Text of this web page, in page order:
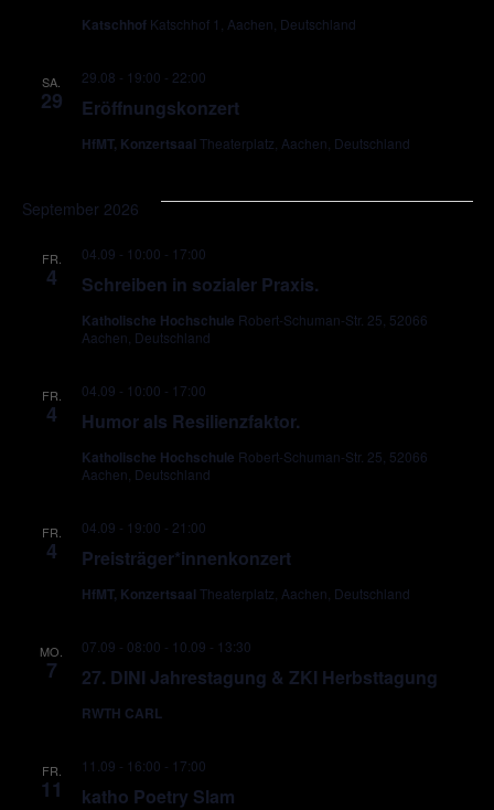
Katschhof Katschhof 1, Aachen, Deutschland
SA.
29 Eröffnungskonzert
29.08 - 19:00 - 22:00
HfMT, Konzertsaal Theaterplatz, Aachen, Deutschland
September 2026
FR.
4 Schreiben in sozialer Praxis.
04.09 - 10:00 - 17:00
Katholische Hochschule Robert-Schuman-Str. 25, 52066
Aachen, Deutschland
FR.
4 Humor als Resilienzfaktor.
04.09 - 10:00 - 17:00
Katholische Hochschule Robert-Schuman-Str. 25, 52066
Aachen, Deutschland
FR.
4 Preisträger*innenkonzert
04.09 - 19:00 - 21:00
HfMT, Konzertsaal Theaterplatz, Aachen, Deutschland
MO.
7 27. DINI Jahrestagung & ZKI Herbsttagung
07.09 - 08:00 - 10.09 - 13:30
RWTH CARL
FR.
11 katho Poetry Slam
11.09 - 16:00 - 17:00